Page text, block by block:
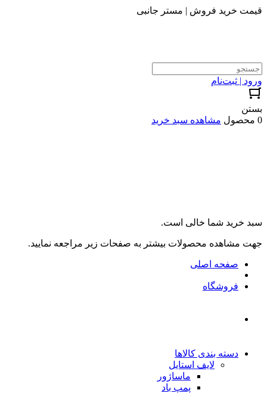
قیمت خرید فروش | مستر جانبی
ورود | ثبت‌نام
بستن
0 محصول
مشاهده سبد خرید
سبد خرید شما خالی است.
جهت مشاهده محصولات بیشتر به صفحات زیر مراجعه نمایید.
صفحه اصلی
فروشگاه
دسته بندی کالاها
لایف استایل
ماساژور
پمپ باد